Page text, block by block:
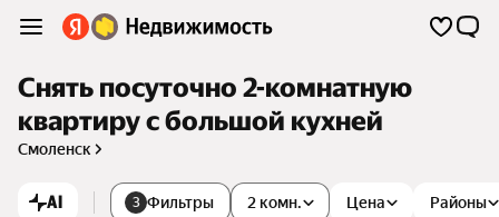
Снять посуточно 2-комнатную
квартиру с большой кухней
Смоленск
AI 3 Фильтры Цена
2 комн. Районы